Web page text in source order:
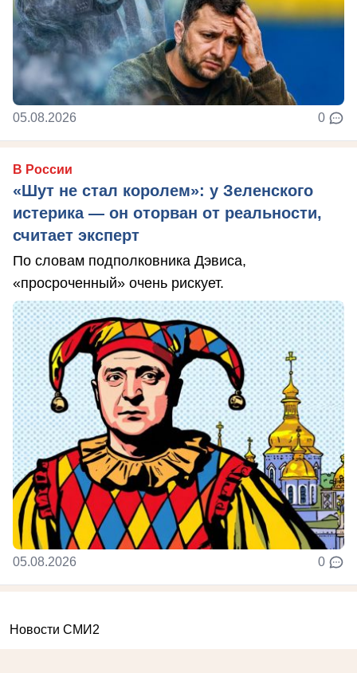
05.08.2026 0
В России
«Шут не стал королем»: у Зеленского
истерика — он оторван от реальности,
считает эксперт
По словам подполковника Дэвиса,
«просроченный» очень рискует.
05.08.2026 0
Новости СМИ2